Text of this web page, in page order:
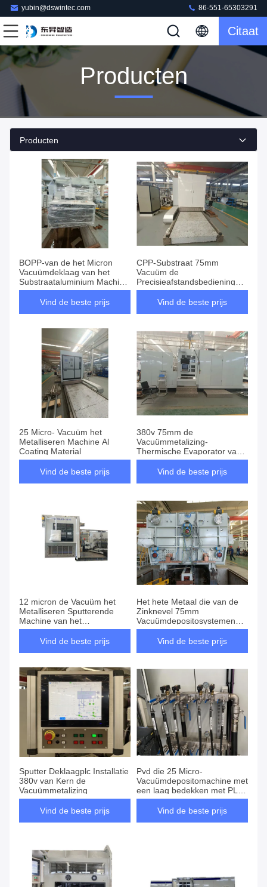
yubin@dswintec.com 86-551-65303291
Citaat
Producten
Producten
BOPP-van de het Micron
Vacuümdeklaag van het
Substraataluminium Machine
1200mm Breedte
Vind de beste prijs
CPP-Substraat 75mm
Vacuüm de
Precisieafstandsbediening
van Depositosystemen
Vind de beste prijs
25 Micro- Vacuüm het
Metalliseren Machine Al
Coating Material
Vind de beste prijs
380v 75mm de
Vacuümmetalizing-
Thermische Evaporator van
het Deklaagmateriaal
Vind de beste prijs
12 micron de Vacuüm het
Metalliseren Sputterende
Machine van het
Machinemagnetron
Vind de beste prijs
Het hete Metaal die van de
Zinknevel 75mm
Vacuümdepositosystemen
met een laag bedekken
Vind de beste prijs
Sputter Deklaagplc Installatie
380v van Kern de
Vacuümmetalizing
Vind de beste prijs
Pvd die 25 Micro-
Vacuümdepositomachine met
een laag bedekken met PLC
Kern
Vind de beste prijs